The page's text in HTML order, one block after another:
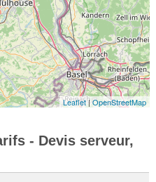
Leaflet|OpenStreetMap
- Devis serveur,